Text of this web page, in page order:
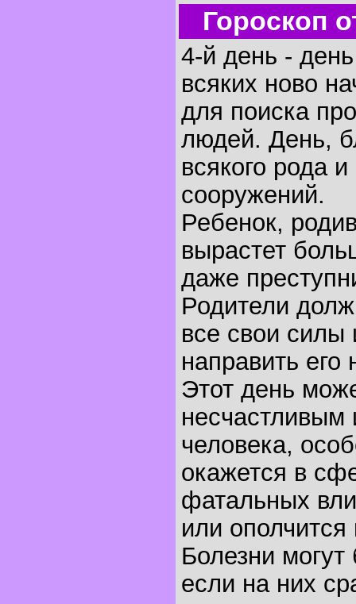
Гороскоп
4-й день -
всяких ново
для поиска
людей. День,
всякого рода
сооружений.
Ребенок,
вырастет
даже
Родители
все свои
направить
Этот день
несчастливым
человека,
окажется в
фатальных
или ополчится
Болезни
если на них